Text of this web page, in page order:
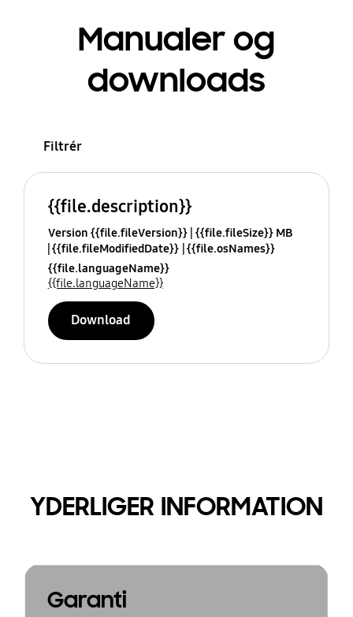
Manualer og
downloads
Filtrér
{{file.description}}
Version {{file.fileVersion}} {{file.fileSize}} MB
{{file.fileModifiedDate}} {{file.osNames}}
{{file.languageName}}
{{file.languageName}}
Download
YDERLIGER INFORMATION
Garanti